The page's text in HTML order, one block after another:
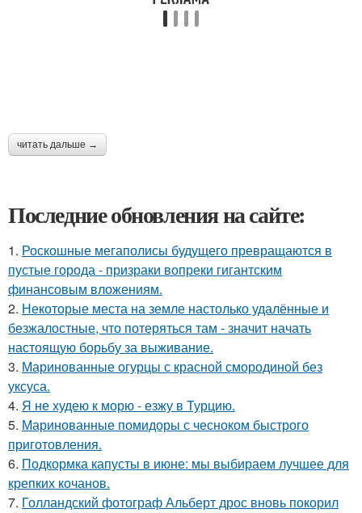
читать дальше →
Последние обновления на сайте:
1. Роскошные мегаполисы будущего превращаются в
пустые города - призраки вопреки гигантским
финансовым вложениям.
2. Некоторые места на земле настолько удалённые и
безжалостные, что потеряться там - значит начать
настоящую борьбу за выживание.
3. Маринованные огурцы с красной смородиной без
уксуса.
4. Я не худею к морю - езжу в Турцию.
5. Маринованные помидоры с чесноком быстрого
приготовления.
6. Подкормка капусты в июне: мы выбираем лучшее для
крепких кочанов.
7. Голландский фотограф Альберт дрос вновь покорил